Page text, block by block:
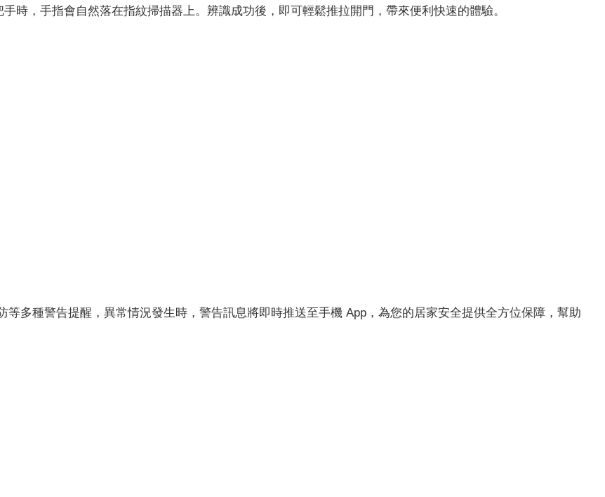
時，手指會自然落在指紋掃描器上。辨識成功後，即可輕鬆推拉開門，帶來便利快速的體驗。
多種警告提醒，異常情況發生時，警告訊息將即時推送至手機 App，為您的居家安全提供全方位保障，幫助